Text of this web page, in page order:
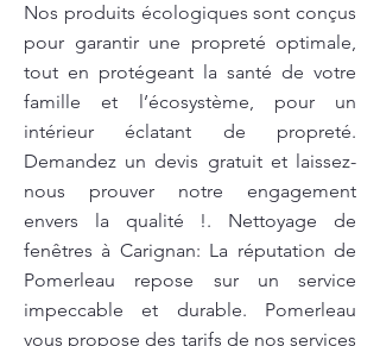
Nos produits écologiques sont conçus
pour garantir une propreté optimale,
tout en protégeant la santé de votre
famille et l’écosystème, pour un
intérieur éclatant de propreté.
Demandez un devis gratuit et laissez-
nous prouver notre engagement
envers la qualité !. Nettoyage de
fenêtres à Carignan: La réputation de
Pomerleau repose sur un service
impeccable et durable. Pomerleau
vous propose des tarifs de nos services